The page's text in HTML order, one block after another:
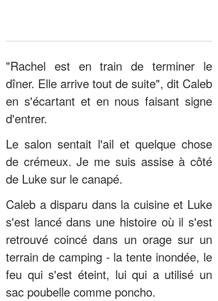
"Rachel est en train de terminer le
dîner. Elle arrive tout de suite", dit Caleb
en s'écartant et en nous faisant signe
d'entrer.
Le salon sentait l'ail et quelque chose
de crémeux. Je me suis assise à côté
de Luke sur le canapé.
Caleb a disparu dans la cuisine et Luke
s'est lancé dans une histoire où il s'est
retrouvé coincé dans un orage sur un
terrain de camping - la tente inondée, le
feu qui s'est éteint, lui qui a utilisé un
sac poubelle comme poncho.